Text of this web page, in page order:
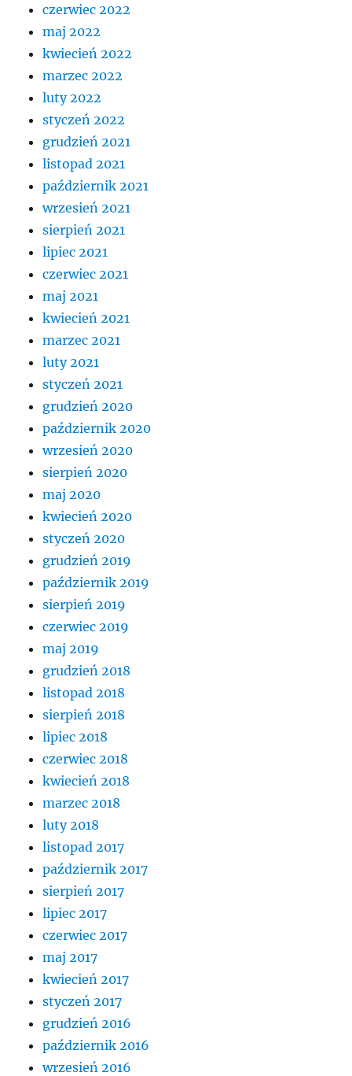
czerwiec 2022
maj 2022
kwiecień 2022
marzec 2022
luty 2022
styczeń 2022
grudzień 2021
listopad 2021
październik 2021
wrzesień 2021
sierpień 2021
lipiec 2021
czerwiec 2021
maj 2021
kwiecień 2021
marzec 2021
luty 2021
styczeń 2021
grudzień 2020
październik 2020
wrzesień 2020
sierpień 2020
maj 2020
kwiecień 2020
styczeń 2020
grudzień 2019
październik 2019
sierpień 2019
czerwiec 2019
maj 2019
grudzień 2018
listopad 2018
sierpień 2018
lipiec 2018
czerwiec 2018
kwiecień 2018
marzec 2018
luty 2018
listopad 2017
październik 2017
sierpień 2017
lipiec 2017
czerwiec 2017
maj 2017
kwiecień 2017
styczeń 2017
grudzień 2016
październik 2016
wrzesień 2016